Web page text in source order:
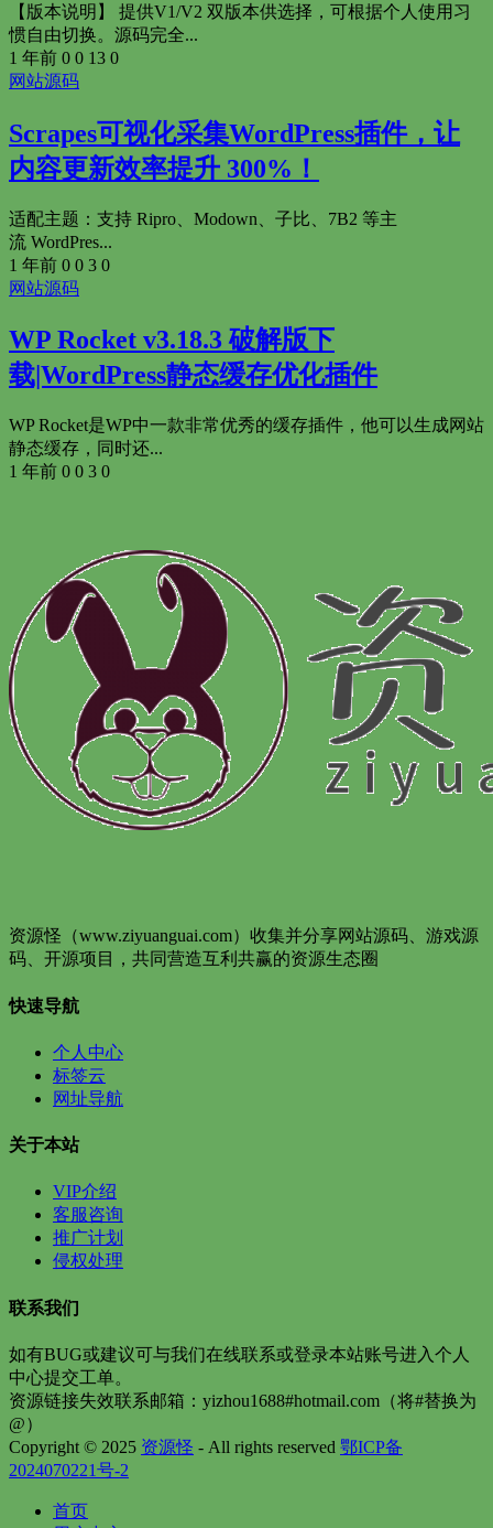
【版本说明】 提供V1/V2 双版本供选择，可根据个人使用习
惯自由切换。源码完全...
1 年前 0 0 13 0
网站源码
Scrapes可视化采集WordPress插件，让
内容更新效率提升 300%！
适配主题：支持 Ripro、Modown、子比、7B2 等主
流 WordPres...
1 年前 0 0 3 0
网站源码
WP Rocket v3.18.3 破解版下
载|WordPress静态缓存优化插件
WP Rocket是WP中一款非常优秀的缓存插件，他可以生成网站
静态缓存，同时还...
1 年前 0 0 3 0
资源怪（www.ziyuanguai.com）收集并分享网站源码、游戏源
码、开源项目，共同营造互利共赢的资源生态圈
快速导航
个人中心
标签云
网址导航
关于本站
VIP介绍
客服咨询
推广计划
侵权处理
联系我们
如有BUG或建议可与我们在线联系或登录本站账号进入个人
中心提交工单。
资源链接失效联系邮箱：yizhou1688#hotmail.com（将#替换为
@）
Copyright © 2025 资源怪 - All rights reserved 鄂ICP备
2024070221号-2
首页